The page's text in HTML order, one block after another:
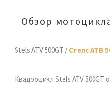
Обзор
Stels ATV 500GT / Стелс АТВ
Квадроцикл Stels ATV 500GT